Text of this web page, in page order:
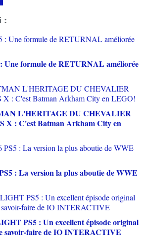
:
Une formule de RETURNAL améliorée
L'HERITAGE DU CHEVALIER
X : C'est Batman Arkham City en
: La version la plus aboutie de WWE
PS5 : Un excellent épisode original
savoir-faire de IO INTERACTIVE